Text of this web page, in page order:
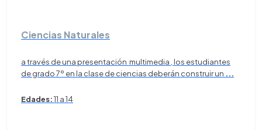
Ciencias Naturales
a través de una presentación multimedia , los estudiantes
de grado 7º en la clase de ciencias deberán construir un ...
Edades:11 a 14